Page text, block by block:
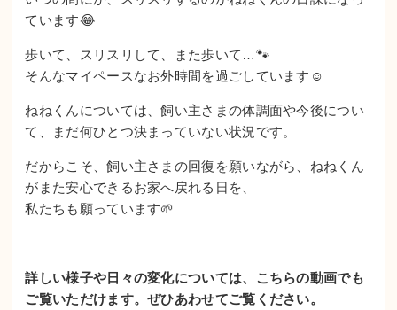
ています😂
歩いて、スリスリして、また歩いて…🐾
そんなマイペースなお外時間を過ごしています☺️
ねねくんについては、飼い主さまの体調面や今後につい
て、まだ何ひとつ決まっていない状況です。
だからこそ、飼い主さまの回復を願いながら、ねねくん
がまた安心できるお家へ戻れる日を、
私たちも願っています🌱
詳しい様子や日々の変化については、こちらの動画でも
ご覧いただけます。ぜひあわせてご覧ください。